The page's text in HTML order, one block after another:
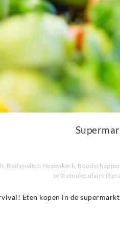
Bodyswitch Heemskerk
orthomoleculaire
Eten kopen in de